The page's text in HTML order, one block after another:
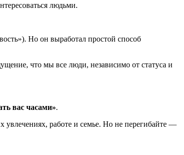
людьми.
Но он выработал простой способ
что мы все люди, независимо от статуса и
вас часами».
увлечениях, работе и семье. Но не перегибайте —